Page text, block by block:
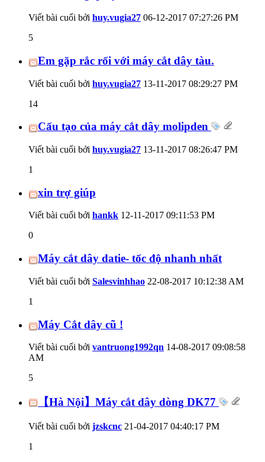
Viết bài cuối bởi huy.vugia27 06-12-2017 07:27:26 PM
5
Em gặp rắc rối với máy cắt dây tàu.
Viết bài cuối bởi huy.vugia27 13-11-2017 08:29:27 PM
14
Cấu tạo của máy cắt dây molipden
Viết bài cuối bởi huy.vugia27 13-11-2017 08:26:47 PM
1
xin trợ giúp
Viết bài cuối bởi hankk 12-11-2017 09:11:53 PM
0
Máy cắt dây datie- tốc độ nhanh nhất
Viết bài cuối bởi Salesvinhhao 22-08-2017 10:12:38 AM
1
Máy Cắt dây cũ !
Viết bài cuối bởi vantruong1992qn 14-08-2017 09:08:58
AM
5
【Hà Nội】Máy cắt dây dòng DK77
Viết bài cuối bởi jzskcnc 21-04-2017 04:40:17 PM
1